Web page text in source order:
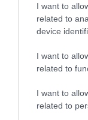
I want to
related to
device
I want to
related to
I want to
related to
Καθαρό και
την περιοχή
Καραμπόλα
κυκλοφορία
05.08.2026 | 19:40
ΠΕΡΙΣΣΟΤΕΡΑ